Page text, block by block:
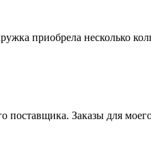
приобрела несколько
поставщика. Заказы для